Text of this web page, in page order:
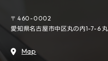
〒460-0002
愛知県名古屋市中区丸の内1-7-6
Map